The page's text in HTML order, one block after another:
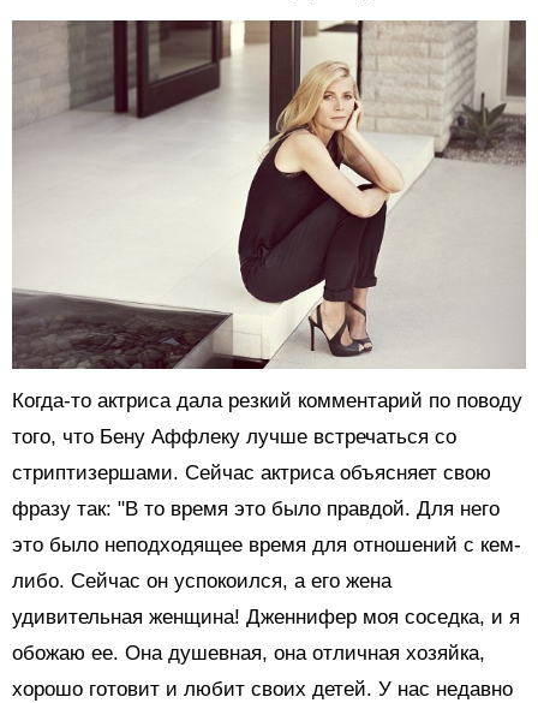
Когда-то актриса дала резкий комментарий по поводу
того, что Бену Аффлеку лучше встречаться со
стриптизершами. Сейчас актриса объясняет свою
фразу так: "В то время это было правдой. Для него
это было неподходящее время для отношений с кем-
либо. Сейчас он успокоился, а его жена
удивительная женщина! Дженнифер моя соседка, и я
обожаю ее. Она душевная, она отличная хозяйка,
хорошо готовит и любит своих детей. У нас недавно